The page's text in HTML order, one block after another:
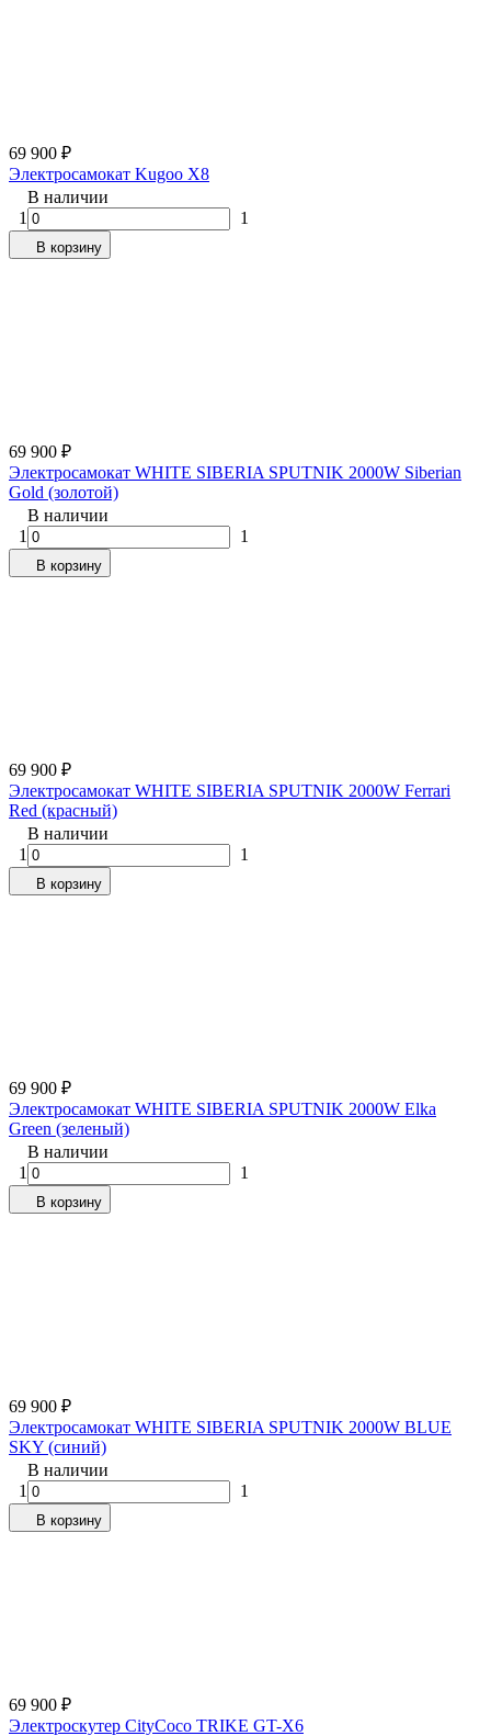
69 900 ₽
Электросамокат Kugoo X8
В наличии
1
1
В корзину
69 900 ₽
Электросамокат WHITE SIBERIA SPUTNIK 2000W Siberian
Gold (золотой)
В наличии
1
1
В корзину
69 900 ₽
Электросамокат WHITE SIBERIA SPUTNIK 2000W Ferrari
Red (красный)
В наличии
1
1
В корзину
69 900 ₽
Электросамокат WHITE SIBERIA SPUTNIK 2000W Elka
Green (зеленый)
В наличии
1
1
В корзину
69 900 ₽
Электросамокат WHITE SIBERIA SPUTNIK 2000W BLUE
SKY (синий)
В наличии
1
1
В корзину
69 900 ₽
Электроскутер CityCoco TRIKE GT-X6